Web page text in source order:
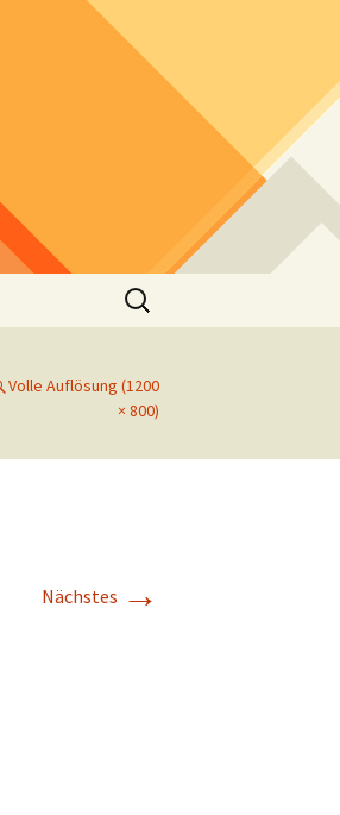
Suchen
nach:
Volle Auflösung (1200
× 800)
Nächstes →